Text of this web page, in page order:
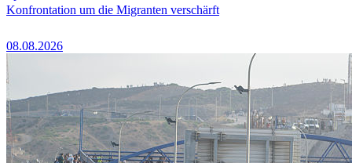
Konfrontation um die Migranten verschärft
08.08.2026